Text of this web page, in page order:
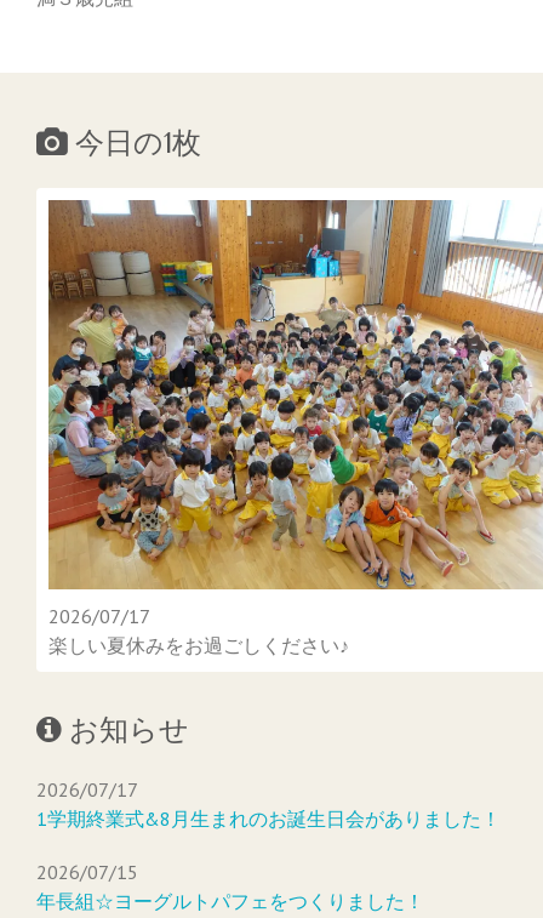
今日の1枚
2026/07/17
楽しい夏休みをお過ごしください♪
お知らせ
2026/07/17
1学期終業式&8月生まれのお誕生日会がありました！
2026/07/15
年長組☆ヨーグルトパフェをつくりました！